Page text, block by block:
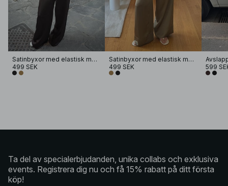
Satinbyxor med elastisk mellanhög midja
499 SEK
Satinbyxor med elastisk mellanhög midja
499 SEK
599
Ta del av specialerbjudanden, unika collabs och exklusiva
events. Registrera dig nu och få 15% rabatt på ditt första
köp!